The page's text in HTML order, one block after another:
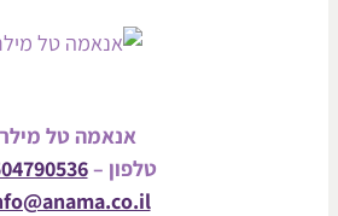
אנאמה טל מילר
טלפון –0504790536
info@anama.co.il